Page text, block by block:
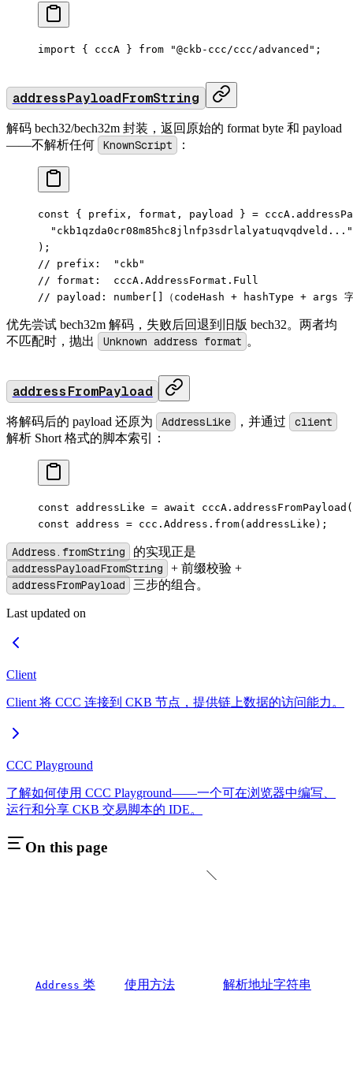
import { cccA } from "@ckb-ccc/ccc/advanced" ;
addressPayloadFromString
解码 bech32/bech32m 封装，返回原始的 format byte 和 payload
——不解析任何
KnownScript ：
const { prefix , format , payload } = cccA.
  "ckb1qzda0cr08m85hc8jlnfp3sdrlalyatuqvqdveld..."
);
// prefix:  "ckb"
// format:  cccA.AddressFormat.Full
// payload: number[]（codeHash + hashType + args 字
优先尝试 bech32m 解码，失败后回退到旧版 bech32。两者均
不匹配时，抛出
Unknown address format 。
addressFromPayload
将解码后的 payload 还原为 AddressLike ，并通过 client
解析 Short 格式的脚本索引：
const addressLike = await cccA. addressFromPayload
const address = ccc.Address. from(addressLike);
Address.fromString 的实现正是
addressPayloadFromString + 前缀校验 +
addressFromPayload 三步的组合。
Last updated on
Client
Client 将 CCC 连接到 CKB 节点，提供链上数据的访问能力。
CCC Playground
了解如何使用 CCC Playground——一个可在浏览器中编写、
运行和分享 CKB 交易脚本的 IDE。
On this page
Address 类 使用方法 解析地址字符串